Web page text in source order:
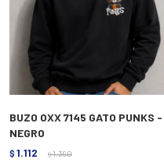
BUZO OXX 7145 GATO PUNKS -
NEGRO
$ 1.112 $ 1.390